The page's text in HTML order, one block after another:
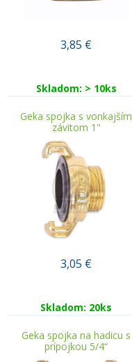
3,85 €
Skladom: > 10ks
Geka spojka s vonkajším
závitom 1"
3,05 €
Skladom: 20ks
Geka spojka na hadicu s
prípojkou 5/4“